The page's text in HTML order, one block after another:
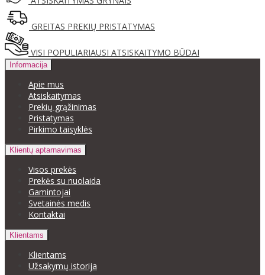
GREITAS PREKIŲ PRISTATYMAS
VISI POPULIARIAUSI ATSISKAITYMO BŪDAI
Informacija
Apie mus
Atsiskaitymas
Prekių grąžinimas
Pristatymas
Pirkimo taisyklės
Klientų aptarnavimas
Visos prekės
Prekės su nuolaida
Gamintojai
Svetainės medis
Kontaktai
Klientams
Klientams
Užsakymų istorija